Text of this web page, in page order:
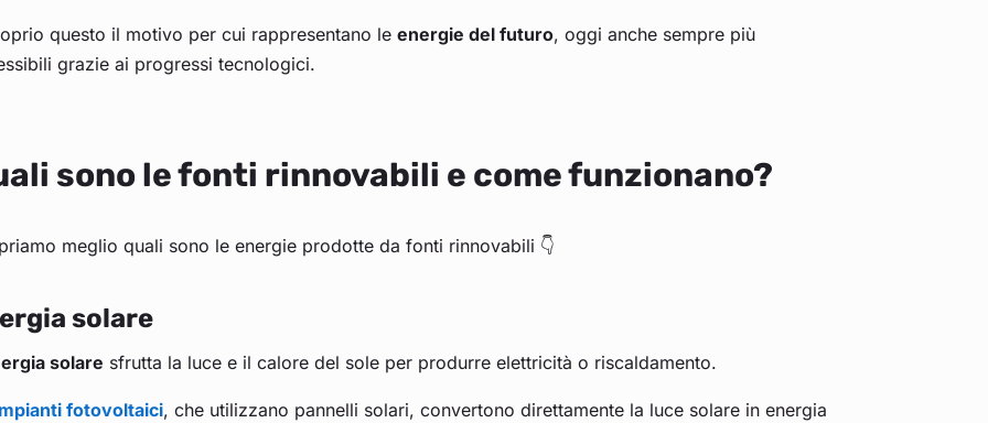
questo il motivo per cui rappresentano le energie del futuro, oggi anche sempre più
grazie ai progressi tecnologici.
sono le fonti rinnovabili e come funzionano?
meglio quali sono le energie prodotte da fonti rinnovabili 👇
solare
solare sfrutta la luce e il calore del sole per produrre elettricità o riscaldamento.
fotovoltaici, che utilizzano pannelli solari, convertono direttamente la luce solare in energia